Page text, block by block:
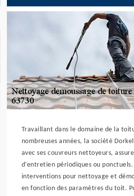
Travaillant dans le domaine de la
nombreuses années, la société
avec ses couvreurs nettoyeurs,
d’entretien périodiques ou ponctuels.
interventions pour nettoyage et
en fonction des paramètres du toit.